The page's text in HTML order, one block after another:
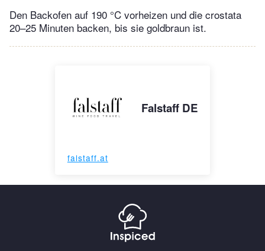
Den Backofen auf 190 °C vorheizen und die crostata
20–25 Minuten backen, bis sie goldbraun ist.
Falstaff DE
falstaff.at